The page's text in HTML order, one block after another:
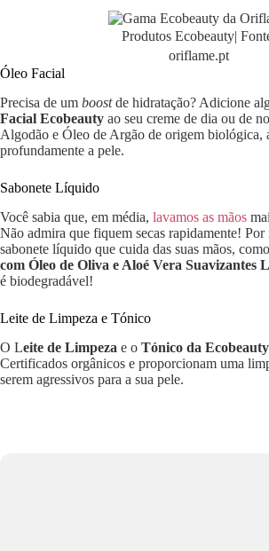
Produtos Ecobeauty|
oriflame.pt
Óleo Facial
Precisa de um boostde hidratação? Adicione
Facial Ecobeauty ao seu creme de dia ou de
Algodão e Óleo de Argão de origem biológica,
profundamente a pele.
Sabonete Líquido
Você sabia que, em média, lavamos as mãos
Não admira que fiquem secas rapidamente! Por
sabonete líquido que cuida das suas mãos,
com Óleo de Oliva e Aloé Vera Suavizantes
é biodegradável!
Leite de Limpeza e Tónico
O Leite de Limpeza e o Tónico da Ecobeauty
Certificados orgânicos e proporcionam uma
serem agressivos para a sua pele.